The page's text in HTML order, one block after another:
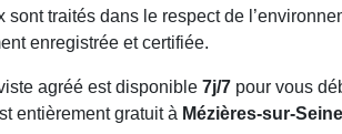
sont traités dans le respect de
enregistrée et certifiée.
agréé est disponible 7j/7 pour vous
entièrement gratuit à Mézières-sur-Seine